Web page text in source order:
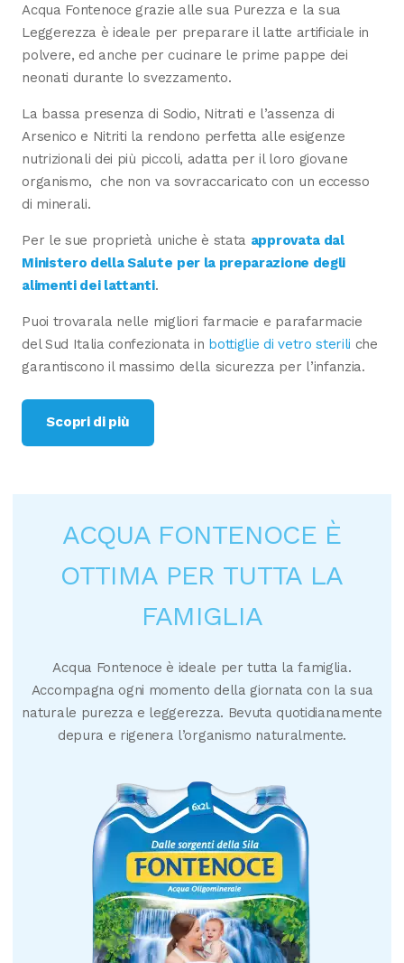
Acqua Fontenoce grazie alle sua Purezza e la sua
Leggerezza è ideale per preparare il latte artificiale in
polvere, ed anche per cucinare le prime pappe dei
neonati durante lo svezzamento.
La bassa presenza di Sodio, Nitrati e l’assenza di
Arsenico e Nitriti la rendono perfetta alle esigenze
nutrizionali dei più piccoli, adatta per il loro giovane
organismo, che non va sovraccaricato con un eccesso
di minerali.
Per le sue proprietà uniche è stata approvata dal
Ministero della Salute per la preparazione degli
alimenti dei lattanti.
Puoi trovarala nelle migliori farmacie e parafarmacie
del Sud Italia confezionata in bottiglie di vetro sterili che
garantiscono il massimo della sicurezza per l’infanzia.
Scopri di più
ACQUA FONTENOCE È
OTTIMA PER TUTTA LA
FAMIGLIA
Acqua Fontenoce è ideale per tutta la famiglia.
Accompagna ogni momento della giornata con la sua
naturale purezza e leggerezza. Bevuta quotidianamente
depura e rigenera l’organismo naturalmente.